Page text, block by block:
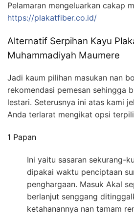
Pelamaran mengeluarkan cakap
https://plakatfiber.co.id/
Alternatif Serpihan Kayu
Muhammadiyah Maumere
Jadi kaum pilihan masukan nan
rekomendasi pemesan sehingga
lestari. Seterusnya ini atas kami
Anda terlarat mengikat opsi
1 Papan
Ini yaitu sasaran sekurang-
dipakai waktu penciptaan
penghargaan. Masuk Akal
berlanjut senggang
ketahanannya nan tamam